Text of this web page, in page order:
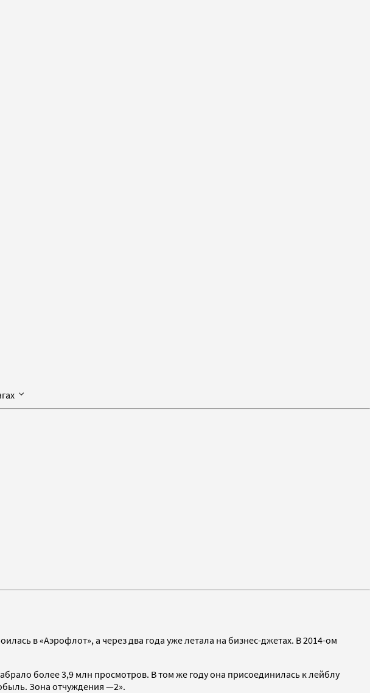
в «Аэрофлот», а через два года уже летала на бизнес-джетах. В 2014-ом
более 3,9 млн просмотров. В том же году она присоединилась к лейблу
Зона отчуждения —2».